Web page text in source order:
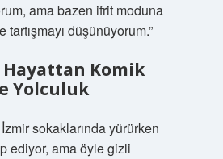
ama bazen ifrit moduna
düşünüyorum.”
Komik
Yolculuk
sokaklarında yürürken
ediyor, ama öyle gizli